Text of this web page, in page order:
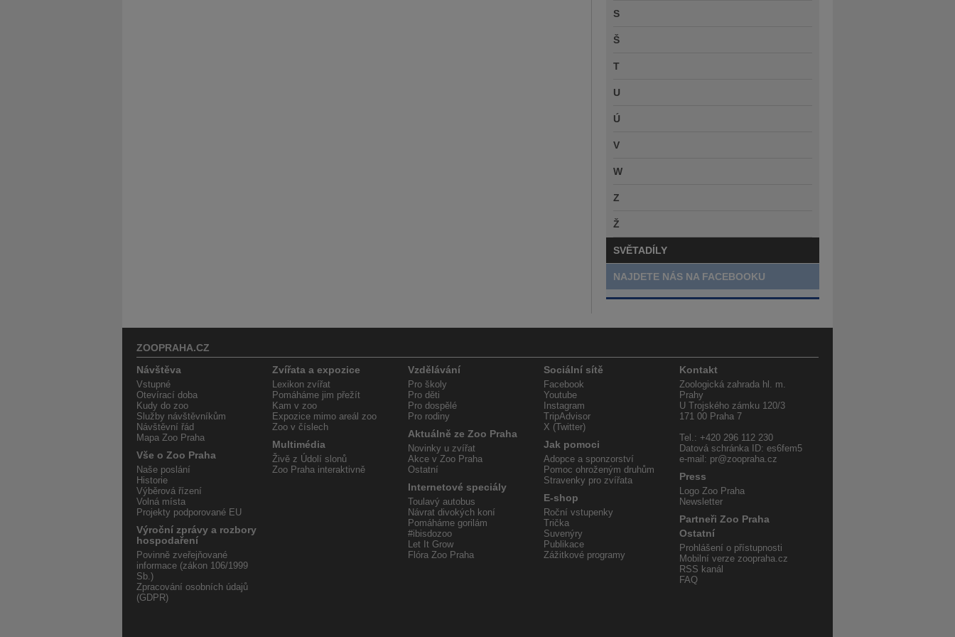
S
Š
T
U
Ú
V
W
Z
Ž
SVĚTADÍLY
NAJDETE NÁS NA FACEBOOKU
ZOOPRAHA.CZ
Návštěva
Vstupné
Otevírací doba
Kudy do zoo
Služby návštěvníkům
Návštěvní řád
Mapa Zoo Praha
Vše o Zoo Praha
Naše poslání
Historie
Výběrová řízení
Volná místa
Projekty podporované EU
Výroční zprávy a rozbory
hospodaření
Povinně zveřejňované
informace (zákon 106/1999
Sb.)
Zpracování osobních údajů
(GDPR)
Zvířata a expozice
Lexikon zvířat
Pomáháme jim přežít
Kam v zoo
Expozice mimo areál zoo
Zoo v číslech
Multimédia
Živě z Údolí slonů
Zoo Praha interaktivně
Vzdělávání
Pro školy
Pro děti
Pro dospělé
Pro rodiny
Aktuálně ze Zoo Praha
Novinky u zvířat
Akce v Zoo Praha
Ostatní
Internetové speciály
Toulavý autobus
Návrat divokých koní
Pomáháme gorilám
#ibisdozoo
Let It Grow
Flóra Zoo Praha
Sociální sítě
Facebook
Youtube
Instagram
TripAdvisor
X (Twitter)
Jak pomoci
Adopce a sponzorství
Pomoc ohroženým druhům
Stravenky pro zvířata
E-shop
Roční vstupenky
Trička
Suvenýry
Publikace
Zážitkové programy
Kontakt
Zoologická zahrada hl. m.
Prahy
U Trojského zámku 120/3
171 00 Praha 7
Tel.: +420 296 112 230
Datová schránka ID: es6fem5
e-mail: pr@zoopraha.cz
Press
Logo Zoo Praha
Newsletter
Partneři Zoo Praha
Ostatní
Prohlášení o přístupnosti
Mobilní verze zoopraha.cz
RSS kanál
FAQ